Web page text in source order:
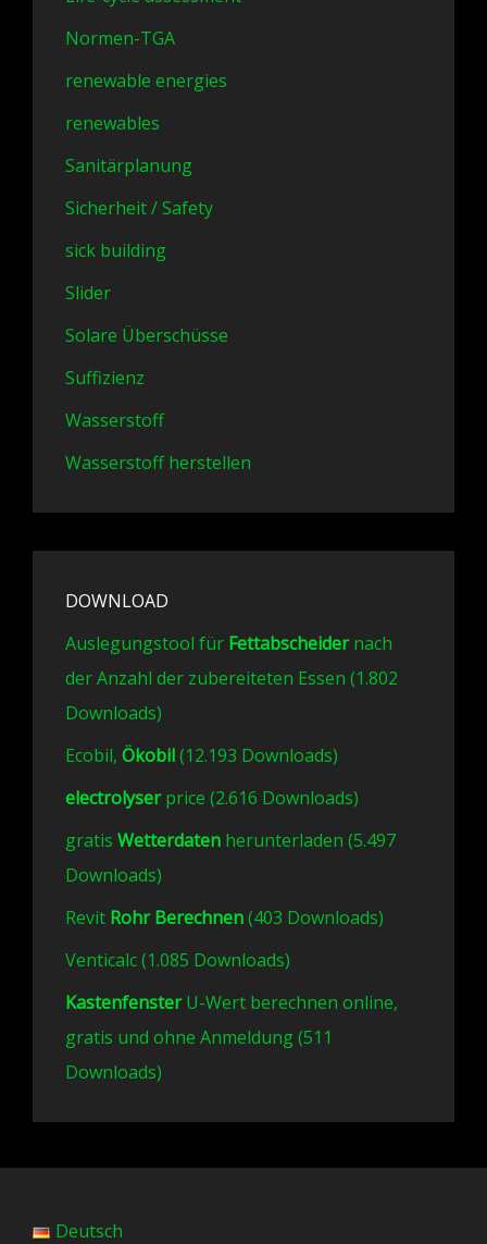
Normen-TGA
renewable energies
renewables
Sanitärplanung
Sicherheit / Safety
sick building
Slider
Solare Überschüsse
Suffizienz
Wasserstoff
Wasserstoff herstellen
DOWNLOAD
Auslegungstool für Fettabscheidernach
der Anzahl der zubereiteten Essen (1.802
Downloads)
Ecobil, Ökobil(12.193 Downloads)
electrolyserprice (2.616 Downloads)
gratis Wetterdaten herunterladen (5.497
Downloads)
Revit Rohr Berechnen(403 Downloads)
Venticalc (1.085 Downloads)
KastenfensterU-Wert berechnen online,
gratis und ohne Anmeldung (511
Downloads)
Deutsch